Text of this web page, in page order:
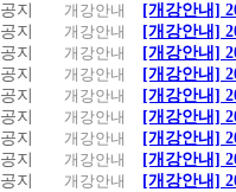
공지
개강안내
[개강안내]
공지
개강안내
[개강안내]
공지
개강안내
[개강안내]
공지
개강안내
[개강안내]
공지
개강안내
[개강안내]
공지
개강안내
[개강안내]
공지
개강안내
[개강안내]
공지
개강안내
[개강안내]
공지
개강안내
[개강안내]